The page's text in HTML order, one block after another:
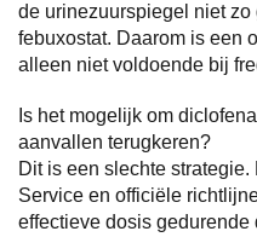
de urinezuurspiegel niet
febuxostat. Daarom is een
alleen niet voldoende bij
Is het mogelijk om
aanvallen terugkeren?
Dit is een slechte
Service en officiële
effectieve dosis